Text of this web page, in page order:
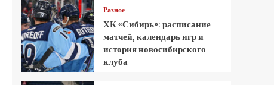
Разное
ХК «Сибирь»: расписание
матчей, календарь игр и
история новосибирского
клуба